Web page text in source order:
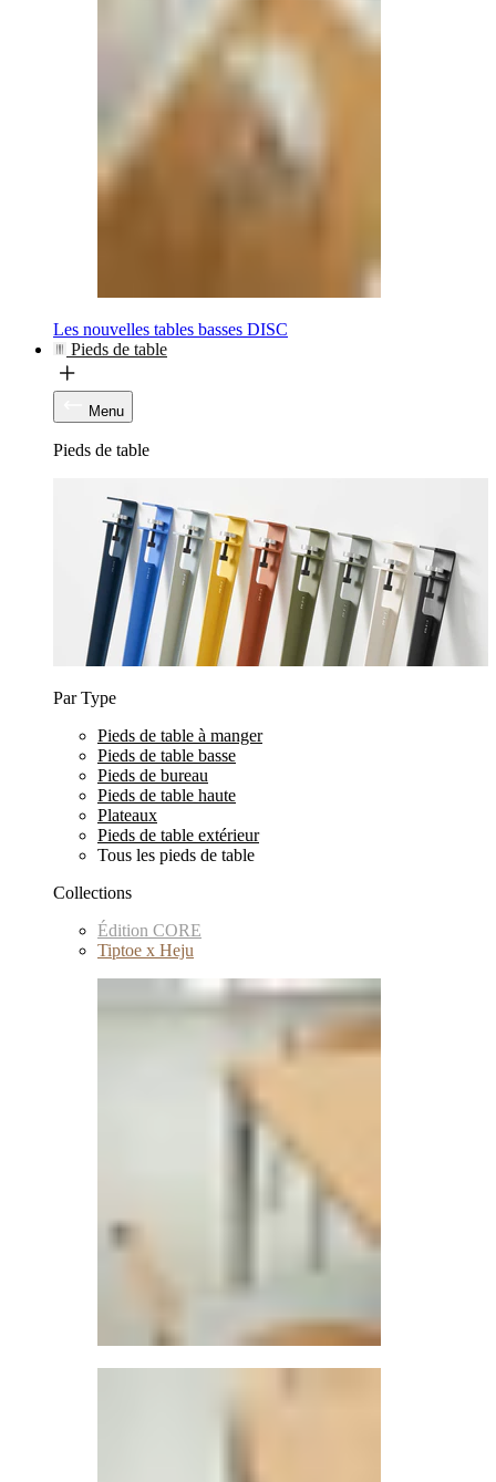
Les nouvelles tables basses DISC
Pieds de table
Menu
Pieds de table
Par Type
Pieds de table à manger
Pieds de table basse
Pieds de bureau
Pieds de table haute
Plateaux
Pieds de table extérieur
Tous les pieds de table
Collections
Édition CORE
Tiptoe x Heju